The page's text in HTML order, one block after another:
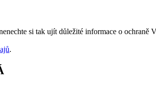
si tak ujít důležité informace o ochraně
.